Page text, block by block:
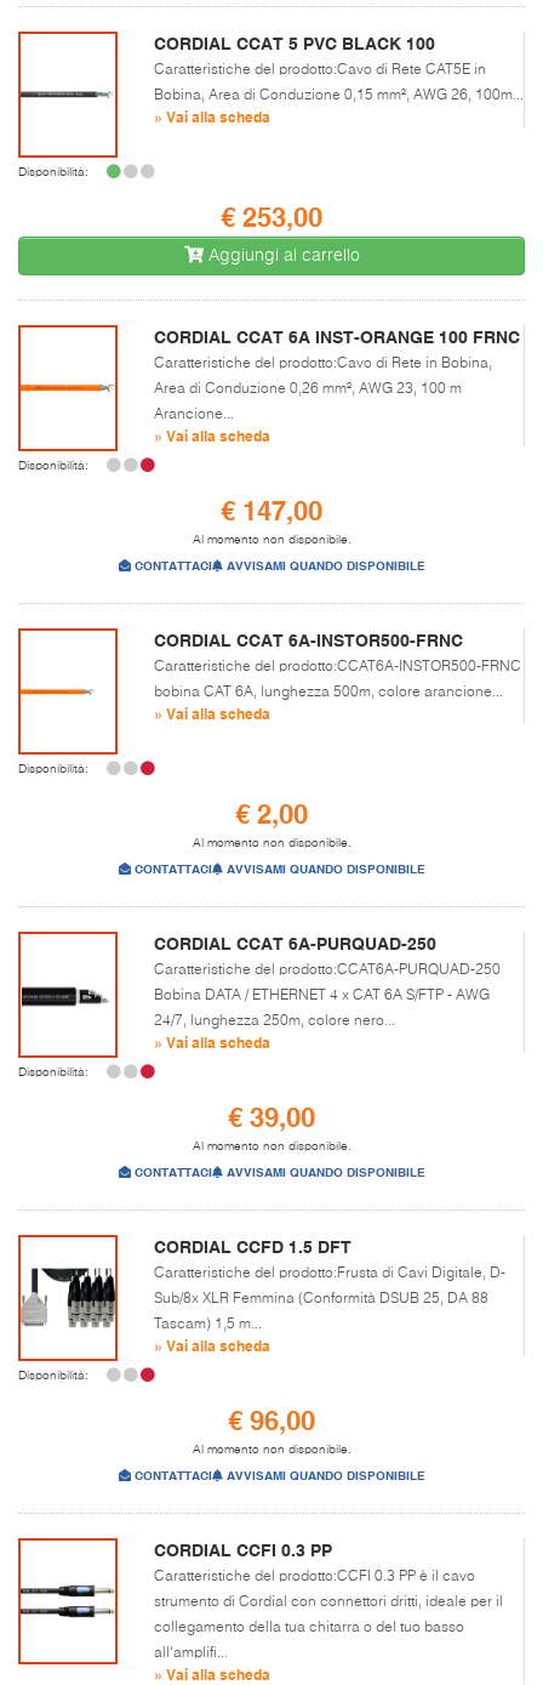
CORDIAL CCAT 5 PVC BLACK 100
Caratteristiche del prodotto:Cavo di Rete CAT5E in
Bobina, Area di Conduzione 0,15 mm², AWG 26, 100m...
» Vai alla scheda
Disponibilità:
€ 253,00
Aggiungi al carrello
CORDIAL CCAT 6A INST-ORANGE 100 FRNC
Caratteristiche del prodotto:Cavo di Rete in Bobina,
Area di Conduzione 0,26 mm², AWG 23, 100 m
Arancione...
» Vai alla scheda
Disponibilità:
€ 147,00
Al momento non disponibile.
CONTATTACI AVVISAMI QUANDO DISPONIBILE
CORDIAL CCAT 6A-INSTOR500-FRNC
Caratteristiche del prodotto:CCAT6A-INSTOR500-FRNC
bobina CAT 6A, lunghezza 500m, colore arancione...
» Vai alla scheda
Disponibilità:
€ 2,00
Al momento non disponibile.
CONTATTACI AVVISAMI QUANDO DISPONIBILE
CORDIAL CCAT 6A-PURQUAD-250
Caratteristiche del prodotto:CCAT6A-PURQUAD-250
Bobina DATA / ETHERNET 4 x CAT 6A S/FTP - AWG
24/7, lunghezza 250m, colore nero...
» Vai alla scheda
Disponibilità:
€ 39,00
Al momento non disponibile.
CONTATTACI AVVISAMI QUANDO DISPONIBILE
CORDIAL CCFD 1.5 DFT
Caratteristiche del prodotto:Frusta di Cavi Digitale, D-
Sub/8x XLR Femmina (Conformità DSUB 25, DA 88
Tascam) 1,5 m...
» Vai alla scheda
Disponibilità:
€ 96,00
Al momento non disponibile.
CONTATTACI AVVISAMI QUANDO DISPONIBILE
CORDIAL CCFI 0.3 PP
Caratteristiche del prodotto:CCFI 0.3 PP è il cavo
strumento di Cordial con connettori dritti, ideale per il
collegamento della tua chitarra o del tuo basso
all'amplifi...
» Vai alla scheda